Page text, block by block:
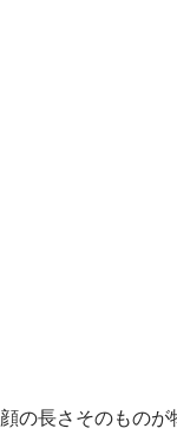
顔の長さそのものが